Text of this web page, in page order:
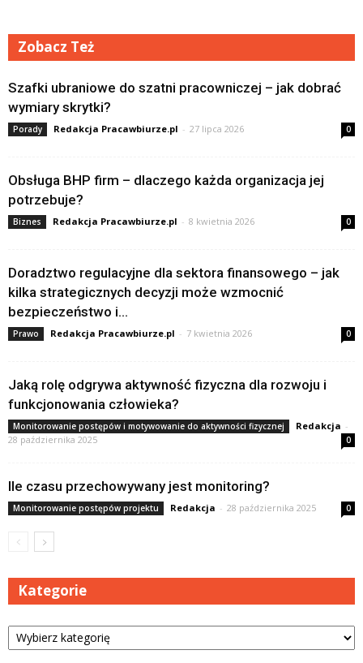
Zobacz Też
Szafki ubraniowe do szatni pracowniczej – jak dobrać
wymiary skrytki?
Porady Redakcja Pracawbiurze.pl - 27 lipca 2026 0
Obsługa BHP firm – dlaczego każda organizacja jej
potrzebuje?
Biznes Redakcja Pracawbiurze.pl - 8 kwietnia 2026 0
Doradztwo regulacyjne dla sektora finansowego – jak
kilka strategicznych decyzji może wzmocnić
bezpieczeństwo i...
Prawo Redakcja Pracawbiurze.pl - 7 kwietnia 2026 0
Jaką rolę odgrywa aktywność fizyczna dla rozwoju i
funkcjonowania człowieka?
Monitorowanie postępów i motywowanie do aktywności fizycznej Redakcja -
28 października 2025
0
Ile czasu przechowywany jest monitoring?
Monitorowanie postępów projektu Redakcja - 28 października 2025 0
Kategorie
Kategorie